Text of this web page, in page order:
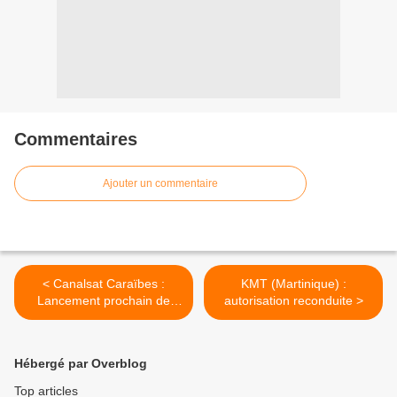
Commentaires
Ajouter un commentaire
< Canalsat Caraïbes :
Lancement prochain de
KMT et de GTV
KMT (Martinique) :
autorisation reconduite >
Hébergé par Overblog
Top articles